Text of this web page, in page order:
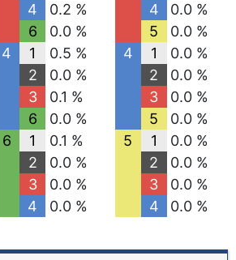
4
0.2 %
6
0.0 %
4
1
0.5 %
2
0.0 %
3
0.1 %
6
0.0 %
6
1
0.1 %
2
0.0 %
3
0.0 %
4
0.0 %
4
0.0 %
5
0.0 %
4
1
0.0 %
2
0.0 %
3
0.0 %
5
0.0 %
5
1
0.0 %
2
0.0 %
3
0.0 %
4
0.0 %